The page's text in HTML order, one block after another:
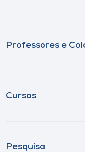
Professores e
Cursos
Pesquisa